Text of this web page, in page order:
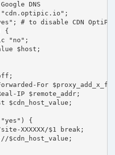
DNS
# to disable CDN
{
"no";
$host;
For
IP $remote_addr;
$cdn_host_value;
{
XXXXXX/$1 break;
$cdn_host_value;